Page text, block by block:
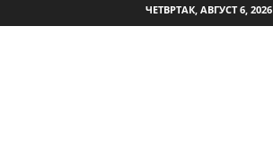
ЧЕТВРТАК, АВГУСТ 6, 2026